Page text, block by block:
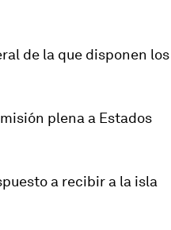
de la que disponen los
plena a Estados
a recibir a la isla